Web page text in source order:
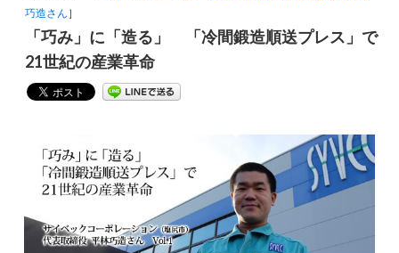
巧造さん ］
「巧み」に「造る」 「冷間鍛造順送プレス」で
21世紀の産業革命